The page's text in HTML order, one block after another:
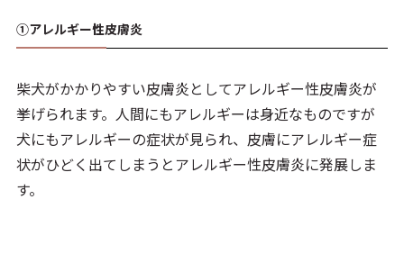
①アレルギー性皮膚炎
柴犬がかかりやすい皮膚炎としてアレルギー性皮膚炎が
挙げられます。人間にもアレルギーは身近なものですが
犬にもアレルギーの症状が見られ、皮膚にアレルギー症
状がひどく出てしまうとアレルギー性皮膚炎に発展しま
す。